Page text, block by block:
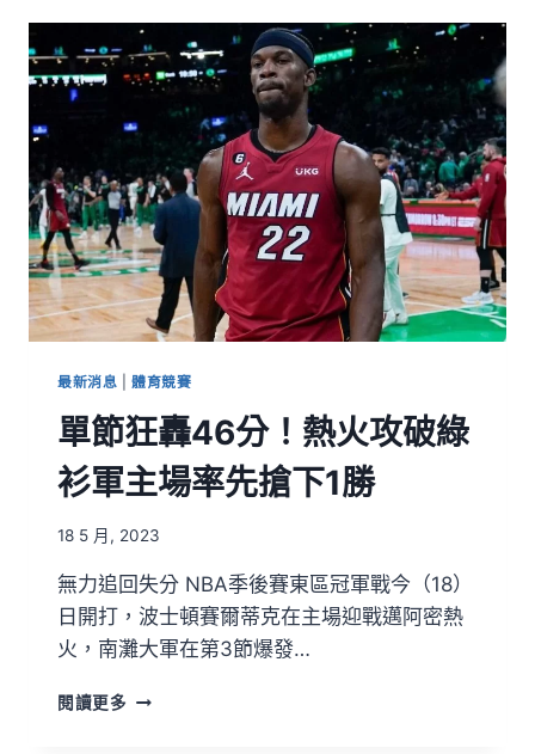
最新消息 |體育競賽
單節狂轟46分！熱火攻破綠
衫軍主場率先搶下1勝
18 5 月, 2023
無力追回失分 NBA季後賽東區冠軍戰今（18）
日開打，波士頓賽爾蒂克在主場迎戰邁阿密熱
火，南灘大軍在第3節爆發…
閱讀更多